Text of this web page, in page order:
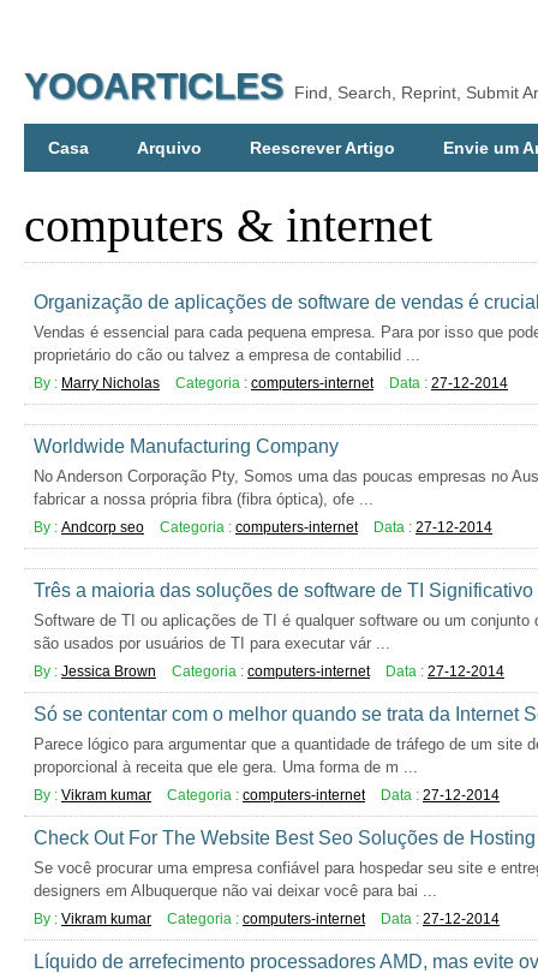
YOOARTICLES Find, Search, Reprint, Submit
Casa Arquivo Reescrever Artigo Envie um
computers & internet
Organização de aplicações de software de vendas é
Vendas é essencial para cada pequena empresa. Para por isso que
proprietário do cão ou talvez a empresa de contabilid ...
By : Marry Nicholas Categoria : computers-internet Data : 27-12-2014
Worldwide Manufacturing Company
No Anderson Corporação Pty, Somos uma das poucas empresas no
fabricar a nossa própria fibra (fibra óptica), ofe ...
By : Andcorp seo Categoria : computers-internet Data : 27-12-2014
Três a maioria das soluções de software de TI Significativo
Software de TI ou aplicações de TI é qualquer software ou um conjunto
são usados ​​por usuários de TI para executar vár ...
By : Jessica Brown Categoria : computers-internet Data : 27-12-2014
Só se contentar com o melhor quando se trata da Internet
Parece lógico para argumentar que a quantidade de tráfego de um site
proporcional à receita que ele gera. Uma forma de m ...
By : Vikram kumar Categoria : computers-internet Data : 27-12-2014
Check Out For The Website Best Seo Soluções de
Se você procurar uma empresa confiável para hospedar seu site e
designers em Albuquerque não vai deixar você para bai ...
By : Vikram kumar Categoria : computers-internet Data : 27-12-2014
Líquido de arrefecimento processadores AMD, mas evite